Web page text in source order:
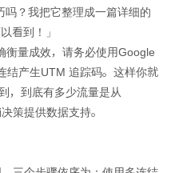
吗？我把它整理成一篇详细的
看到！」
衡量成效，请务必使用Google
结产生UTM 追踪码。这样你就
，到底有多少流量是从
策提供数据支持。